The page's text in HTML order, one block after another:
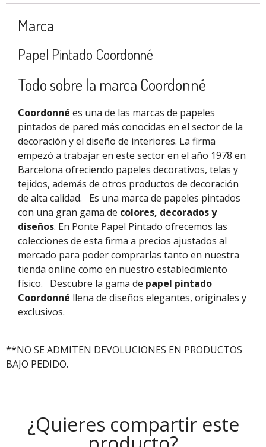
Marca
Papel Pintado Coordonné
Todo sobre la marca Coordonné
Coordonné es una de las marcas de papeles
pintados de pared más conocidas en el sector de la
decoración y el diseño de interiores. La firma
empezó a trabajar en este sector en el año 1978 en
Barcelona ofreciendo papeles decorativos, telas y
tejidos, además de otros productos de decoración
de alta calidad.
Es una marca de papeles pintados
con una gran gama de colores, decorados y
diseños. En Ponte Papel Pintado ofrecemos las
colecciones de esta firma a precios ajustados al
mercado para poder comprarlas tanto en nuestra
tienda online como en nuestro establecimiento
físico.
Descubre la gama de papel pintado
Coordonné llena de diseños elegantes, originales y
exclusivos.
**NO SE ADMITEN DEVOLUCIONES EN PRODUCTOS
BAJO PEDIDO.
¿Quieres compartir este